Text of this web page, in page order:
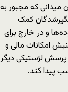
میدانی که مجبور به
کمک
و در خارج برای
امکانات مالی و
لژستیکی دیگر
پیدا کند.